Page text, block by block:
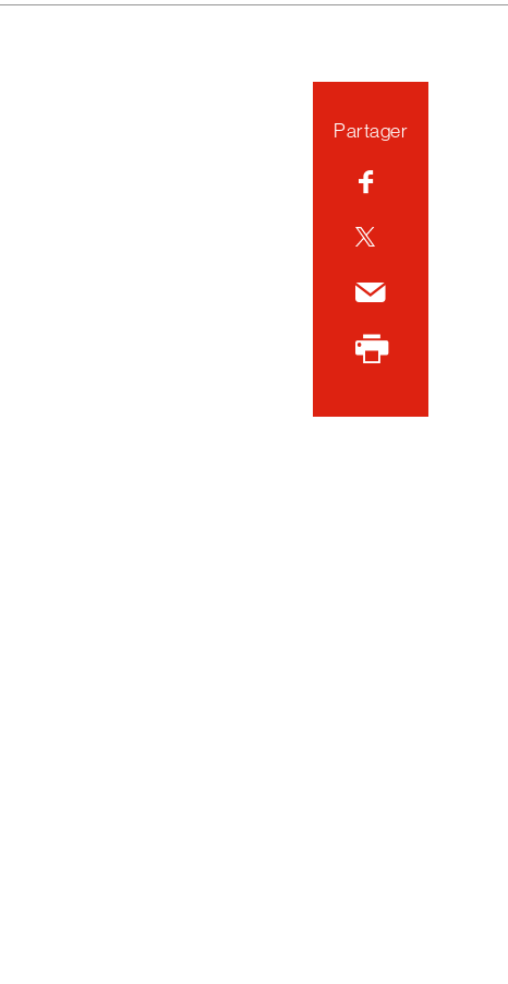
Partager
Courriel
Imprimer